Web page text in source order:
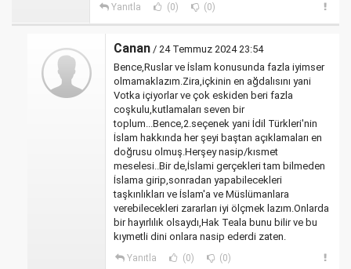
Yanıtla (0) (0)
Canan / 24 Temmuz 2024 23:54
Bence,Ruslar ve İslam konusunda fazla iyimser
olmamaklazım.Zira,içkinin en ağdalısını yani
Votka içiyorlar ve çok eskiden beri fazla
coşkulu,kutlamaları seven bir
toplum...Bence,2.seçenek yani İdil Türkleri'nin
İslam hakkında her şeyi baştan açıklamaları en
doğrusu olmuş.Herşey nasip/kısmet
meselesi..Bir de,İslami gerçekleri tam bilmeden
İslama girip,sonradan yapabilecekleri
taşkınlıkları ve İslam'a ve Müslümanlara
verebilecekleri zararları iyi ölçmek lazım.Onlarda
bir hayırlılık olsaydı,Hak Teala bunu bilir ve bu
kıymetli dini onlara nasip ederdi zaten.
Yanıtla (0) (0)